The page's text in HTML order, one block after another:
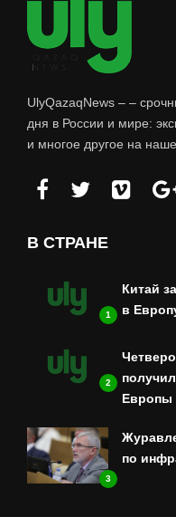
UlyQazaqNews – –
дня в России и мире:
и многое другое на
В СТРАНЕ
1
Китай
в
2
Европы
3
по